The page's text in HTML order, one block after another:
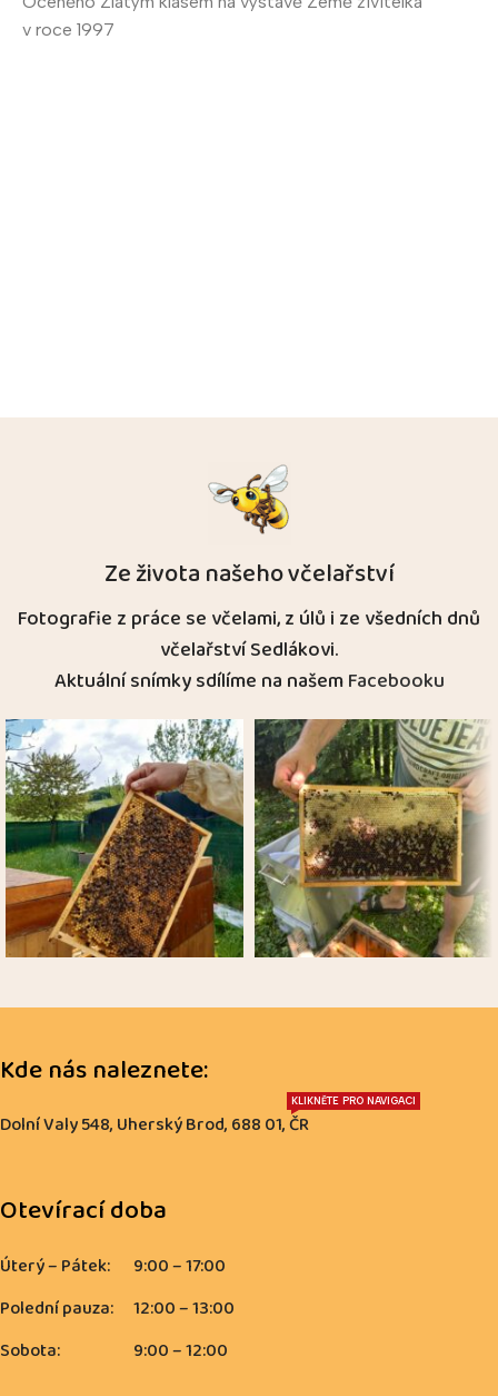
v roce 1997
Ze života našeho včelařství
Fotografie z práce se včelami, z úlů i ze všedních dnů
včelařství Sedlákovi.
Aktuální snímky sdílíme na našemFacebooku
Kde nás naleznete:
Dolní Valy 548, Uherský Brod, 688 01, ČR
KLIKNĚTE PRO NAVIGACI
Otevírací doba
Úterý – Pátek:
9:00 – 17:00
Polední pauza:
12:00 – 13:00
Sobota:
9:00 – 12:00